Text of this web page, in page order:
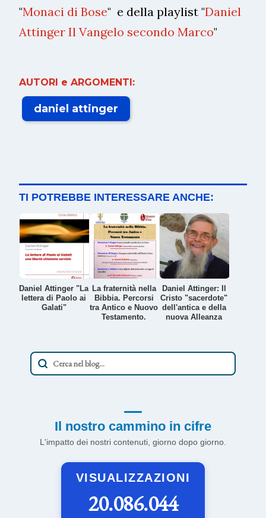
"Monaci di Bose" e della playlist "Daniel
Attinger Il Vangelo secondo Marco"
AUTORI e ARGOMENTI:
daniel attinger
TI POTREBBE INTERESSARE ANCHE:
Daniel Attinger "La
lettera di Paolo ai
Galati"
La fraternità nella
Bibbia. Percorsi
tra Antico e Nuovo
Testamento.
Daniel Attinger: Il
Cristo "sacerdote"
dell'antica e della
nuova Alleanza
Il nostro cammino in cifre
L'impatto dei nostri contenuti, giorno dopo giorno.
VISUALIZZAZIONI
20.086.044